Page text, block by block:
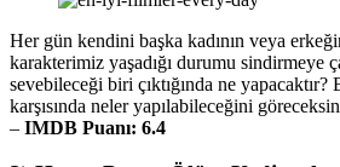
Her gün kendini başka kadının veya
karakterimiz yaşadığı durumu sindirmeye
sevebileceği biri çıktığında ne yapacaktır?
karşısında neler yapılabileceğini
– IMDB Puanı: 6.4